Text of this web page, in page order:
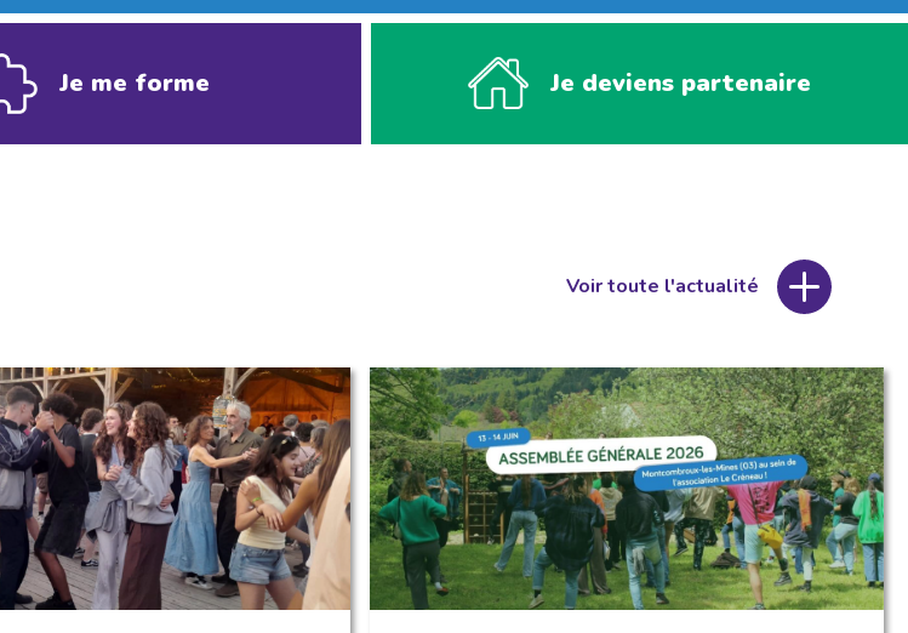
Je me forme Je deviens partenaire
Voir toute l'actualité